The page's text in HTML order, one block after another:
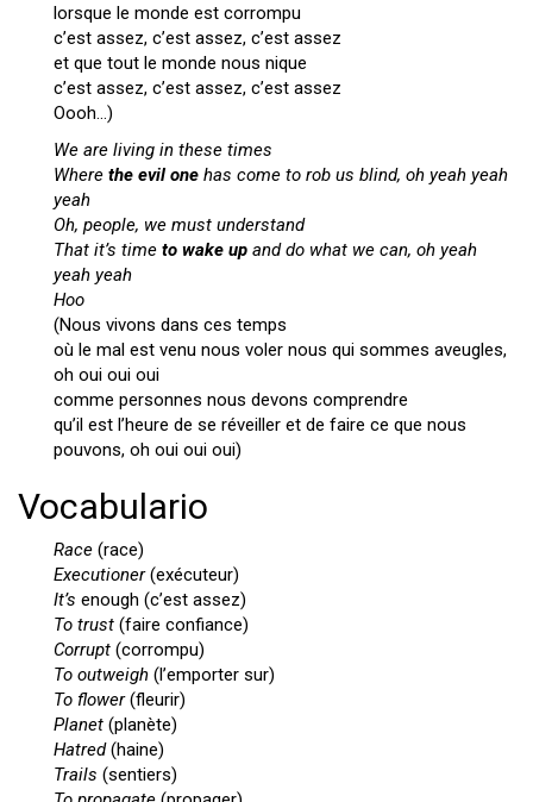
lorsque le monde est corrompu
c’est assez, c’est assez, c’est assez
et que tout le monde nous nique
c’est assez, c’est assez, c’est assez
Oooh…)
We are living in these times
Where the evil one has come to rob us blind, oh yeah yeah
yeah
Oh, people, we must understand
That it’s time to wake up and do what we can, oh yeah
yeah yeah
Hoo
(Nous vivons dans ces temps
où le mal est venu nous voler nous qui sommes aveugles,
oh oui oui oui
comme personnes nous devons comprendre
qu’il est l’heure de se réveiller et de faire ce que nous
pouvons, oh oui oui oui)
Vocabulario
Race (race)
Executioner(exécuteur)
It’s enough (c’est assez)
To trust (faire confiance)
Corrupt (corrompu)
To outweigh (l’emporter sur)
To flower(fleurir)
Planet (planète)
Hatred(haine)
Trails (sentiers)